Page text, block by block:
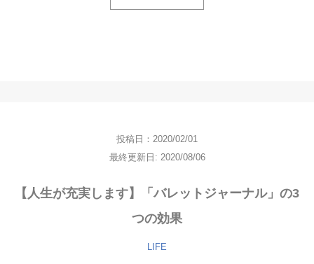
投稿日：2020/02/01
最終更新日: 2020/08/06
【人生が充実します】「バレットジャーナル」の3
つの効果
LIFE